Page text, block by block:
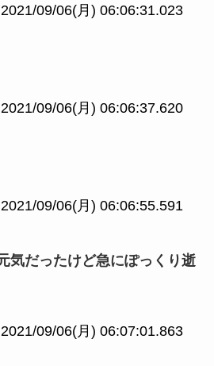
2021/09/06(月) 06:06:31.023
2021/09/06(月) 06:06:37.620
2021/09/06(月) 06:06:55.591
気だったけど急にぽっくり逝
2021/09/06(月) 06:07:01.863